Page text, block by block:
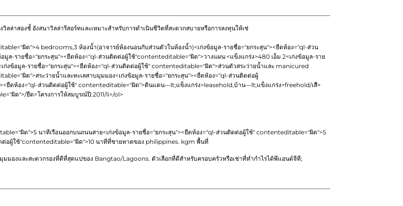
ล่าสองชั้ อังสนาวิลล่ารีสอร์ทและเหมาะสำหรับการดำเนินชีวิตที่สะดวกสบายหรือการลงทุนให้เช่
ผิด">4 bedrooms,3 ห้องน้ำ(อาจารย์ห้องนอนกับส่วนตัวในห้องน้ำ)<เก่งข้อมูล-รายชื่อ="ยกระสุน"><ยืดห้อง="ql-ส่วน
อมูล-รายชื่อ="ยกระสุน"><ยืดห้อง="ql-ส่วนติดต่อผู้ใช้"contenteditable="ผิด">วางแผน:<แข็งแกร่ง>480 เอ็ม 2<เก่งข้อมูล-ราย
เก่งข้อมูล-รายชื่อ="ยกระสุน"><ยืดห้อง="ql-ส่วนติดต่อผู้ใช้" contenteditable="ผิด">ส่วนตัวสระว่ายน้ำและ manicured
ผิด">สระว่ายน้ำและทะเลสาบมุมมอง<เก่งข้อมูล-รายชื่อ="ยกระสุน"><ยืดห้อง="ql-ส่วนติดต่อผู้
ยืดห้อง="ql-ส่วนติดต่อผู้ใช้" contenteditable="ผิด">ดินแดน—lt;แข็งแกร่ง>leasehold,บ้าน—lt;แข็งแกร่ง>freehold/เสื>
ผิด">/ยืด>โครงการให้สมบูรณ์ปี:2011/li>/ol>
ผิด">5 นาทีเรือนออกบนถนนสาย<เก่งข้อมูล-รายชื่อ="ยกระสุน"><ยืดห้อง="ql-ส่วนติดต่อผู้ใช้" contenteditable="ผิด">5
ต่อผู้ใช้"contenteditable="ผิด">10 นาทีที่ชายหาดของ philippines. kgm พื้นที่
องและสะดวกรองที่ดีที่สุดแปของ Bangtao/Lagoons. ตัวเลือกที่ดีสำหรับครอบครัวหรือเช่าที่ทำกำไรได้พีแอนด์จีที;